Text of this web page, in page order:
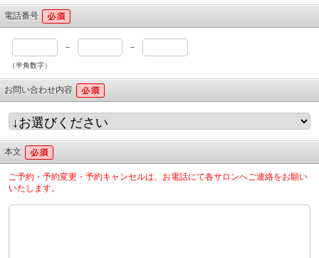
電話番号
－ －
（半角数字）
お問い合わせ内容
本文
ご予約・予約変更・予約キャンセルは、お電話にて各サロンへご連絡をお願い
いたします。